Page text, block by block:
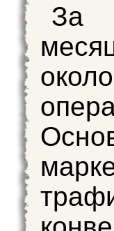
За